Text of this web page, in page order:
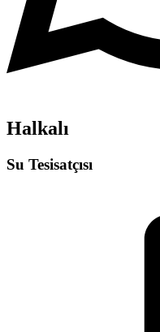
Halkalı
Su Tesisatçısı